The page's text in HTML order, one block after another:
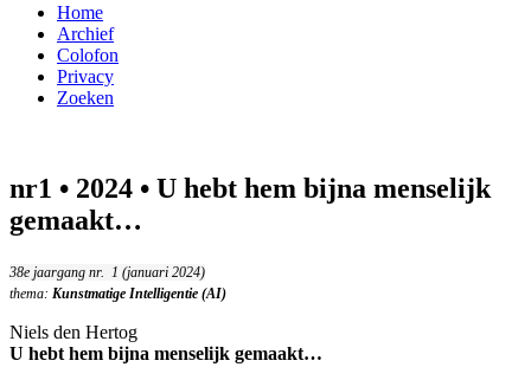
Home
Archief
Colofon
Privacy
Zoeken
nr1 • 2024 • U hebt hem bijna menselijk
gemaakt…
38e jaargang nr. 1 (januari 2024)
thema: Kunstmatige Intelligentie (AI)
Niels den Hertog
U hebt hem bijna menselijk gemaakt…